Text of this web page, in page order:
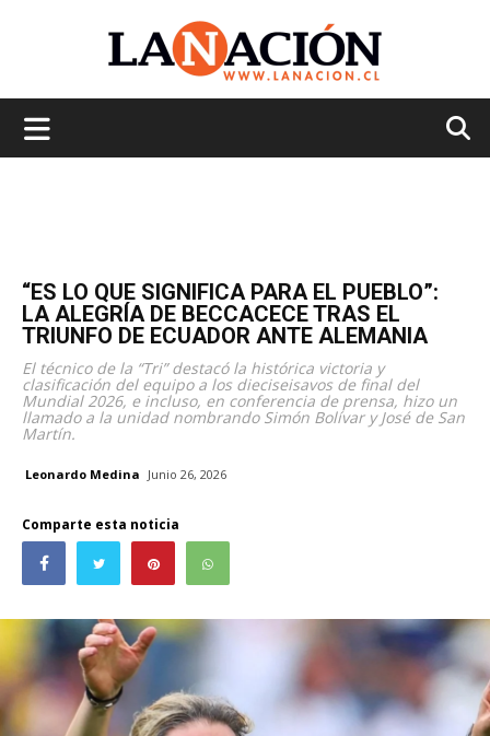
“ES LO QUE SIGNIFICA PARA EL PUEBLO”:
LA ALEGRÍA DE BECCACECE TRAS EL
TRIUNFO DE ECUADOR ANTE ALEMANIA
El técnico de la “Tri” destacó la histórica victoria y
clasificación del equipo a los dieciseisavos de final del
Mundial 2026, e incluso, en conferencia de prensa, hizo un
llamado a la unidad nombrando Simón Bolívar y José de San
Martín.
Leonardo Medina Junio 26, 2026
Comparte esta noticia